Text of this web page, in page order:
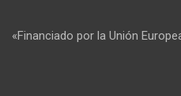
«Financiado por la Unión